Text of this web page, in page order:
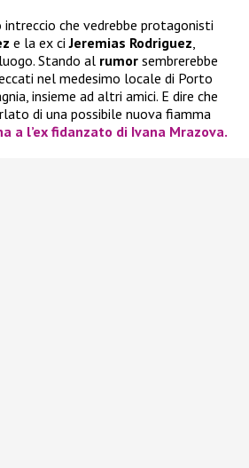
intreccio che vedrebbe protagonisti
e la ex ciJeremias Rodriguez,
Stando al rumor sembrerebbe
nel medesimo locale di Porto
insieme ad altri amici. E dire che
di una possibile nuova fiamma
a l’ex fidanzato di Ivana Mrazova.